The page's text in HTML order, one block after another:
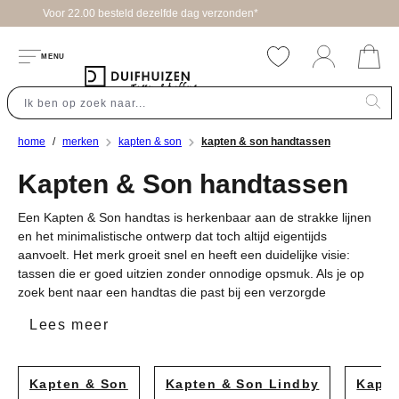
MENU
home merken kapten & son kapten & son handtassen
Kapten & Son handtassen
Een Kapten & Son handtas is herkenbaar aan de strakke lijnen
en het minimalistische ontwerp dat toch altijd eigentijds
aanvoelt. Het merk groeit snel en heeft een duidelijke visie:
tassen die er goed uitzien zonder onnodige opsmuk. Als je op
zoek bent naar een handtas die past bij een verzorgde
zijn compact maar doordacht van indeling, zodat je essentials
die aansluit bij wat onze klanten zoeken: iets dat lang meegaat,
er goed uitziet en gewoon goed werkt. Dat klinkt eenvoudig,
Lees meer
Kapten & Son Kapten & Son Lindby